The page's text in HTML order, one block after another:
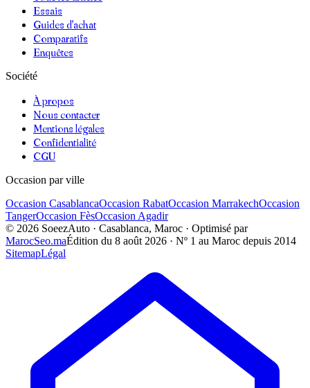
Essais
Guides d'achat
Comparatifs
Enquêtes
Société
À propos
Nous contacter
Mentions légales
Confidentialité
CGU
Occasion par ville
Occasion CasablancaOccasion RabatOccasion MarrakechOccasion
TangerOccasion FèsOccasion Agadir
© 2026 SoeezAuto · Casablanca, Maroc · Optimisé par
MarocSeo.maÉdition du 8 août 2026 · Nº 1 au Maroc depuis 2014
SitemapLégal